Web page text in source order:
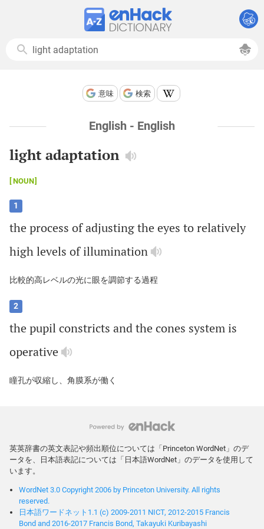
意味 検索
English - English
light adaptation
NOUN
1
the process ofadjustingthe eyes torelatively
highlevels of illumination
比較的高レベルの光に眼を調節する過程
2
the pupilconstricts andthe cones system is
operative
瞳孔が収縮し、角膜系が働く
英英辞書の英文表記や頻出順位については「Princeton WordNet」のデ
ータを、日本語表記については「日本語WordNet」のデータを使用して
います。
WordNet 3.0 Copyright 2006 by Princeton University. All rights
reserved.
日本語ワードネット1.1 (c) 2009-2011 NICT, 2012-2015 Francis
Bond and 2016-2017 Francis Bond, Takayuki Kuribayashi